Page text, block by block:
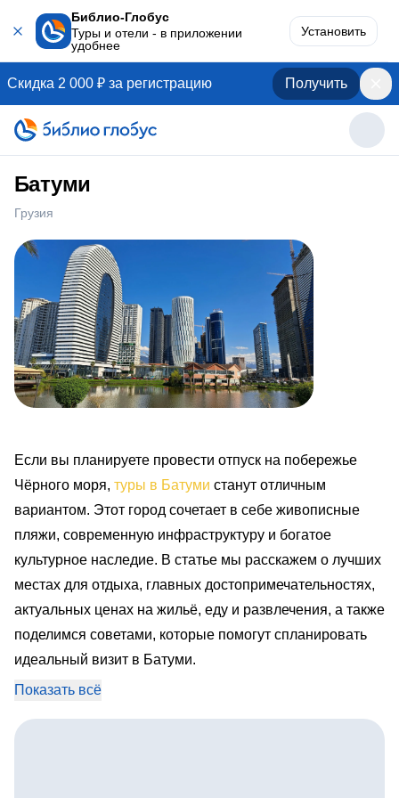
Библио-Глобус
Туры и отели - в приложении
удобнее
Установить
Скидка 2 000 ₽ за регистрацию Получить
Батуми
Грузия
Если вы планируете провести отпуск на побережье
Чёрного моря, туры в Батуми станут отличным
вариантом. Этот город сочетает в себе живописные
пляжи, современную инфраструктуру и богатое
культурное наследие. В статье мы расскажем о лучших
местах для отдыха, главных достопримечательностях,
актуальных ценах на жильё, еду и развлечения, а также
поделимся советами, которые помогут спланировать
идеальный визит в Батуми.
Батуми: идеальный отдых на Черном море
Чёрного моря, где современная архитектура органично
Показать всё